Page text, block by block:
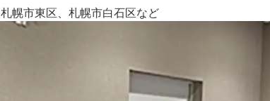
札幌市東区、 札幌市白石区など